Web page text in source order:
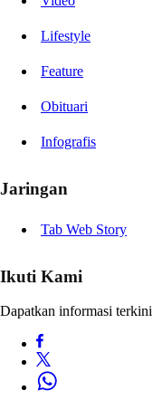
Lifestyle
Feature
Obituari
Infografis
Jaringan
Tab Web Story
Ikuti Kami
Dapatkan informasi